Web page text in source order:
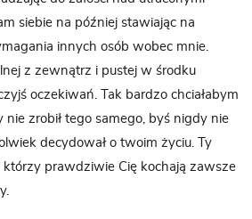
siebie na później stawiając na
innych osób wobec mnie.
z zewnątrz i pustej w środku
oczekiwań. Tak bardzo chciałabym
nie zrobił tego samego, byś nigdy nie
decydował o twoim życiu. Ty
którzy prawdziwie Cię kochają zawsze